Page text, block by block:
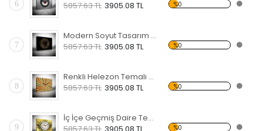
6
5857.63 TL 3905.08 TL %0
7
Modern Soyut Tasarım 20 Temalı Kanvas Saat
5857.63 TL 3905.08 TL %0
8
Renkli Helezon Temalı Kanvas Saat
5857.63 TL 3905.08 TL %0
9
İç İçe Geçmiş Daire Temalı Kanvas Saat
%0